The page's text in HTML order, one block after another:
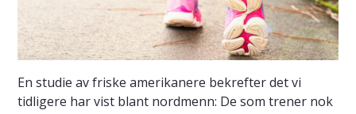
En studie av friske amerikanere bekrefter det vi
tidligere har vist blant nordmenn: De som trener nok